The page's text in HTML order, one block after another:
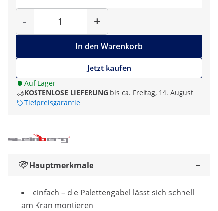
-
Menge
+
In den Warenkorb
Jetzt kaufen
Auf Lager
KOSTENLOSE LIEFERUNG bis ca. Freitag, 14. August
Tiefpreisgarantie
Hauptmerkmale
einfach – die Palettengabel lässt sich schnell
am Kran montieren